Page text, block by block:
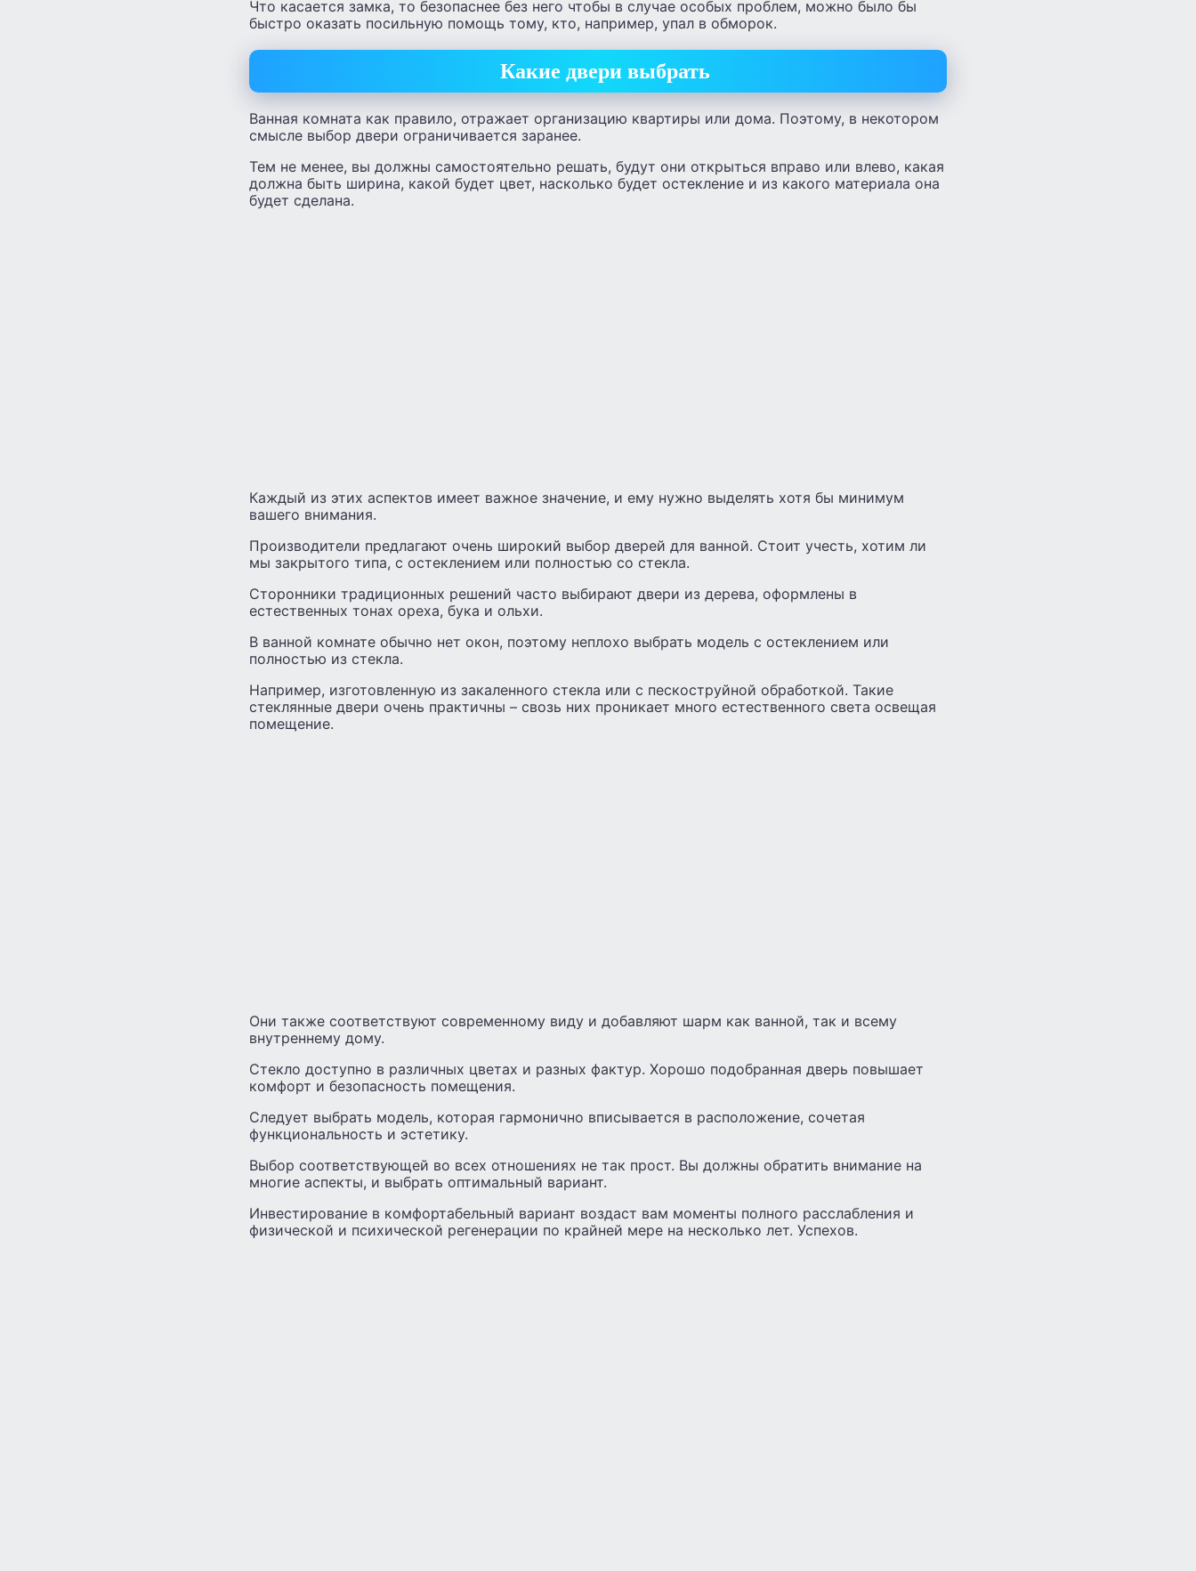
Что касается замка, то безопаснее без него чтобы в случае особых проблем, можно было бы
быстро оказать посильную помощь тому, кто, например, упал в обморок.
Какие двери выбрать
Ванная комната как правило, отражает организацию квартиры или дома. Поэтому, в некотором
смысле выбор двери ограничивается заранее.
Тем не менее, вы должны самостоятельно решать, будут они открыться вправо или влево, какая
должна быть ширина, какой будет цвет, насколько будет остекление и из какого материала она
будет сделана.
Каждый из этих аспектов имеет важное значение, и ему нужно выделять хотя бы минимум
вашего внимания.
Производители предлагают очень широкий выбор дверей для ванной. Стоит учесть, хотим ли
мы закрытого типа, с остеклением или полностью со стекла.
Сторонники традиционных решений часто выбирают двери из дерева, оформлены в
естественных тонах ореха, бука и ольхи.
В ванной комнате обычно нет окон, поэтому неплохо выбрать модель с остеклением или
полностью из стекла.
Например, изготовленную из закаленного стекла или с пескоструйной обработкой. Такие
стеклянные двери очень практичны – свозь них проникает много естественного света освещая
помещение.
Они также соответствуют современному виду и добавляют шарм как ванной, так и всему
внутреннему дому.
Стекло доступно в различных цветах и разных фактур. Хорошо подобранная дверь повышает
комфорт и безопасность помещения.
Следует выбрать модель, которая гармонично вписывается в расположение, сочетая
функциональность и эстетику.
Выбор соответствующей во всех отношениях не так прост. Вы должны обратить внимание на
многие аспекты, и выбрать оптимальный вариант.
Инвестирование в комфортабельный вариант воздаст вам моменты полного расслабления и
физической и психической регенерации по крайней мере на несколько лет. Успехов.